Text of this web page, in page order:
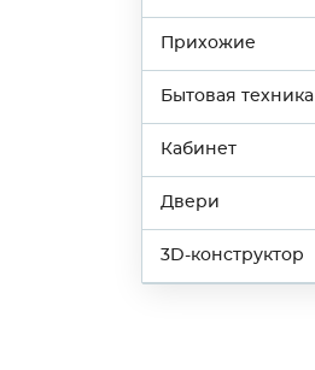
Прихожие
Бытовая техника
Кабинет
Двери
3D-конструктор